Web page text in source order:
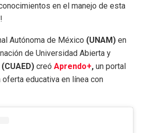
en el manejo de esta
Autónoma de México (UNAM) en
de Universidad Abierta y
(CUAED) creó Aprendo+, un portal
oferta educativa en línea con